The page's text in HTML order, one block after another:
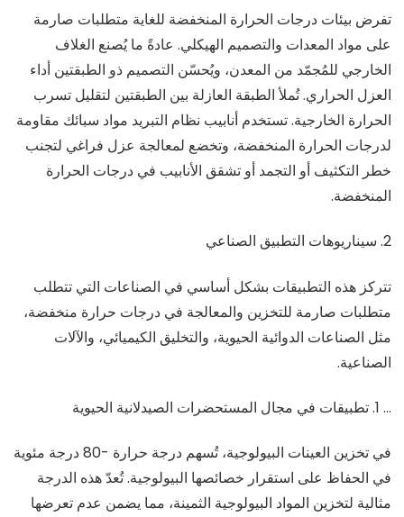
تفرض بيئات درجات الحرارة المنخفضة للغاية متطلبات صارمة
على مواد المعدات والتصميم الهيكلي. عادةً ما يُصنع الغلاف
الخارجي للمُجمّد من المعدن، ويُحسّن التصميم ذو الطبقتين أداء
العزل الحراري. تُملأ الطبقة العازلة بين الطبقتين لتقليل تسرب
الحرارة الخارجية. تستخدم أنابيب نظام التبريد مواد سبائك مقاومة
لدرجات الحرارة المنخفضة، وتخضع لمعالجة عزل فراغي لتجنب
خطر التكثيف أو التجمد أو تشقق الأنابيب في درجات الحرارة
المنخفضة.
2. سيناريوهات التطبيق الصناعي
تتركز هذه التطبيقات بشكل أساسي في الصناعات التي تتطلب
متطلبات صارمة للتخزين والمعالجة في درجات حرارة منخفضة،
مثل الصناعات الدوائية الحيوية، والتخليق الكيميائي، والآلات
الصناعية.
... 1. تطبيقات في مجال المستحضرات الصيدلانية الحيوية
في تخزين العينات البيولوجية، تُسهم درجة حرارة -80 درجة مئوية
في الحفاظ على استقرار خصائصها البيولوجية. تُعدّ هذه الدرجة
مثالية لتخزين المواد البيولوجية الثمينة، مما يضمن عدم تعرضها